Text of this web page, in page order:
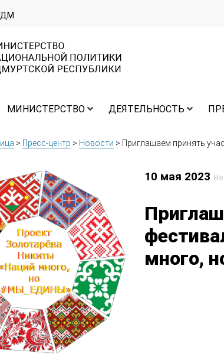
МИНИСТЕРСТВО ДЕЯТЕЛЬНОСТЬ
> Пресс-центр > Новости > Приглашаем принять
10 мая 2023
много,